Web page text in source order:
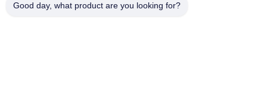
Technologiepark Huayi, Hightech-Zone, Hefei, Anhui, China
Good day, what product are you looking for?